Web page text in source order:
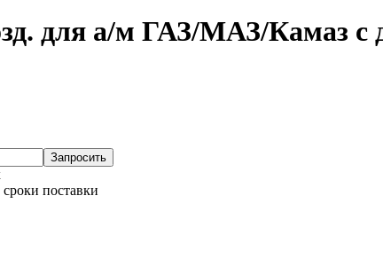
для а/м ГАЗ/МАЗ/Камаз
Запросить